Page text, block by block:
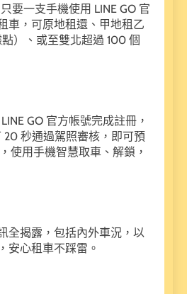
要一支手機使用 LINE GO 官
車，可原地租還、甲地租乙
）、或至雙北超過 100 個
GO 官方帳號完成註冊，
20 秒通過駕照審核，即可預
使用手機智慧取車、解鎖，
全揭露，包括內外車況，以
安心租車不踩雷。